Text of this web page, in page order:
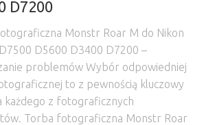
D7200
Monstr Roar M do Nikon
D5600 D3400 D7200 –
problemów Wybór odpowiedniej
to z pewnością kluczowy
każdego z fotograficznych
Torba fotograficzna Monstr Roar